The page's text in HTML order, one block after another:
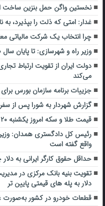
نخستین واگن حمل بنزین ساخت
غدار: امتی که ذلت را بپذیرد،
چرا انتخاب یک شرکت مالیاتی
وزیر راه و شهرسازی: تا پایان سال ۷۰ هزار واحد دیگر تحویل می‌شود
دولت ایران از تقویت ارتباط
می‌کند
جزییات برنامه سازمان بورس
گزارش شهردار به شورا پس از
قیمت طلا و سکه امروز‌ یکشنبه ۲۰ اردیبهشت ۱۴۰۵/ کاهش قیمت‌ها؟
رئیس کل دادگستری همدان:
واقع گفته است
حداقل حقوق کارگر ایرانی به
تقویت بنیه بانک مرکزی در
دلار به پله های قیمتی پایین تر
قطعات خودرو در کشور به‌صورت